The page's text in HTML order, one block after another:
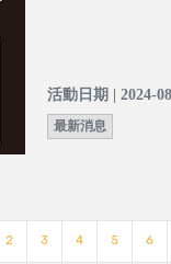
活動日期 | 2024-
最新消息
2 3 4 5 6